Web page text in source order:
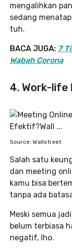
mengalihkan
sedang
tuh.
BACA JUGA: 7
Wabah Corona
4. Work-life
Source: Wallstreet
Salah satu
dan meeting
kamu bisa
tanpa ada
Meski semua
belum terbiasa
negatif, lho.